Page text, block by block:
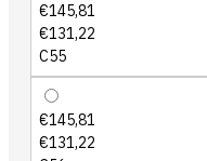
€145,81
€131,22
C55
€145,81
€131,22